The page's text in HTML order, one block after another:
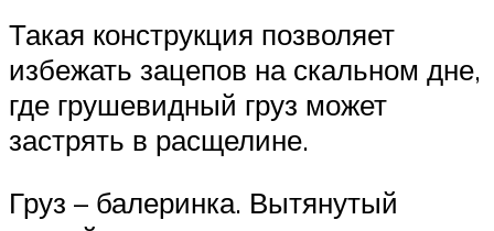
Такая конструкция позволяет
избежать зацепов на скальном дне,
где грушевидный груз может
застрять в расщелине.
Груз – балеринка. Вытянутый